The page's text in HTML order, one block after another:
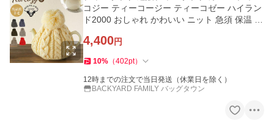
コジー ティーコージー ティーコゼー ハイラン
ド2000 おしゃれ かわいい ニット 急須 保温 紅
4,400円
10% （402pt）
12時までの注文で当日発送（休業日を除く）
BACKYARD FAMILY バッグタウン